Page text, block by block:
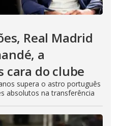
Real Madrid
a
cara do clube
supera o astro português
absolutos na transferência